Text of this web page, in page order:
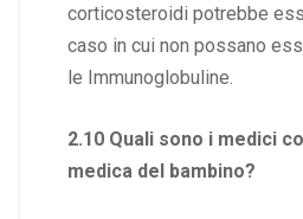
corticosteroidi potrebbe
caso in cui non possano
le Immunoglobuline.
2.10 Quali sono i medici
medica del bambino?